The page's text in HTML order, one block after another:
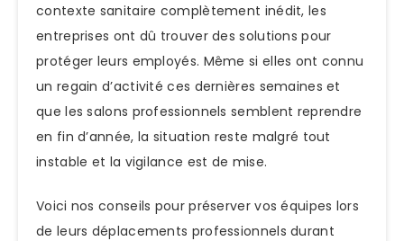
contexte sanitaire complètement inédit, les
entreprises ont dû trouver des solutions pour
protéger leurs employés. Même si elles ont connu
un regain d’activité ces dernières semaines et
que les salons professionnels semblent reprendre
en fin d’année, la situation reste malgré tout
instable et la vigilance est de mise.
Voici nos conseils pour préserver vos équipes lors
de leurs déplacements professionnels durant